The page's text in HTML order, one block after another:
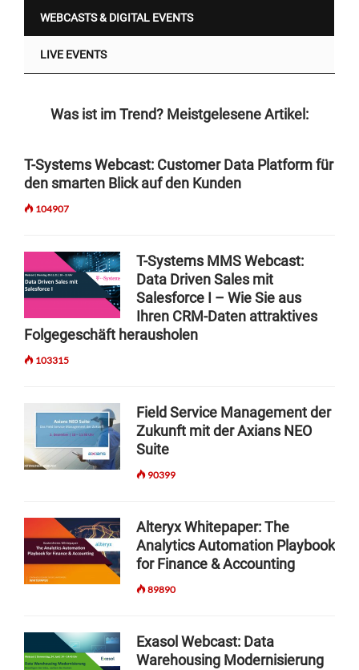
WEBCASTS & DIGITAL EVENTS
LIVE EVENTS
Was ist im Trend? Meistgelesene Artikel:
T-Systems Webcast: Customer Data Platform für
den smarten Blick auf den Kunden
104907
T-Systems MMS Webcast:
Data Driven Sales mit
Salesforce I – Wie Sie aus
Ihren CRM-Daten attraktives
Folgegeschäft herausholen
103315
Field Service Management der
Zukunft mit der Axians NEO
Suite
90399
Alteryx Whitepaper: The
Analytics Automation Playbook
for Finance & Accounting
89890
Exasol Webcast: Data
Warehousing Modernisierung